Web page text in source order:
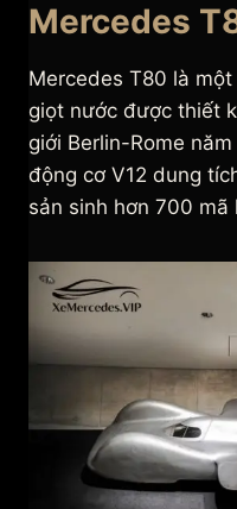
Mercedes
Mercedes T80 là
giọt nước được thiết
giới Berlin-Rome
động cơ V12 dung
sản sinh hơn 700 mã